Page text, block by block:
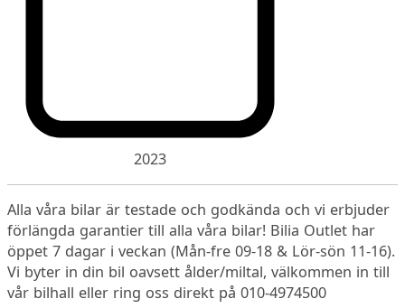
2023
Alla våra bilar är testade och godkända och vi erbjuder
förlängda garantier till alla våra bilar! Bilia Outlet har
öppet 7 dagar i veckan (Mån-fre 09-18 & Lör-sön 11-16).
Vi byter in din bil oavsett ålder/miltal, välkommen in till
vår bilhall eller ring oss direkt på 010-4974500